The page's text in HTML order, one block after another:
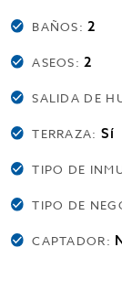
BAÑOS:2
ASEOS:2
SALIDA DE
TERRAZA: Sí
TIPO DE
TIPO DE
CAPTADOR: